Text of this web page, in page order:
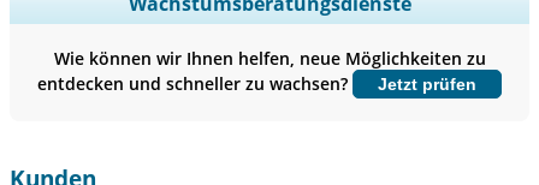
Segmentanalyse, Unternehmensprofile, Wettbewerbs-
Jetzt anpassen
Wie können wir Ihnen helfen, neue Möglichkeiten zu
entdecken und schneller zu wachsen?
Jetzt prüfen